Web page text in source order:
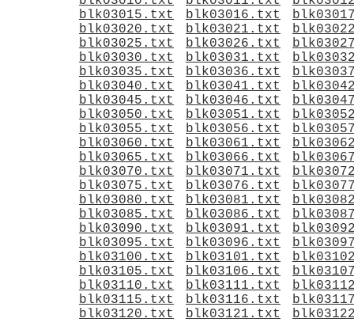
blk03015.txt
blk03016.txt
blk03020.txt
blk03021.txt
blk03025.txt
blk03026.txt
blk03030.txt
blk03031.txt
blk03035.txt
blk03036.txt
blk03040.txt
blk03041.txt
blk03045.txt
blk03046.txt
blk03050.txt
blk03051.txt
blk03055.txt
blk03056.txt
blk03060.txt
blk03061.txt
blk03065.txt
blk03066.txt
blk03070.txt
blk03071.txt
blk03075.txt
blk03076.txt
blk03080.txt
blk03081.txt
blk03085.txt
blk03086.txt
blk03090.txt
blk03091.txt
blk03095.txt
blk03096.txt
blk03100.txt
blk03101.txt
blk03105.txt
blk03106.txt
blk03110.txt
blk03111.txt
blk03115.txt
blk03116.txt
blk03120.txt
blk03121.txt